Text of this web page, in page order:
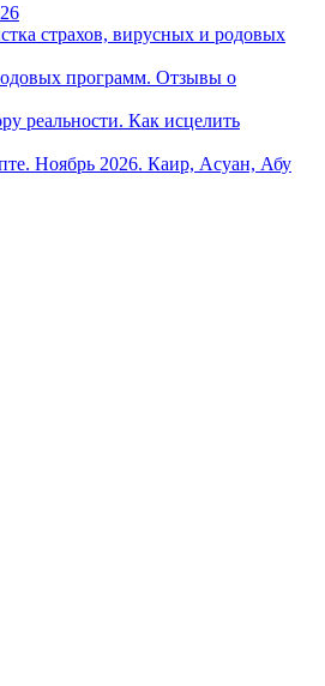
страхов, вирусных и родовых
программ. Отзывы о
реальности. Как исцелить
Ноябрь 2026. Каир, Асуан, Абу